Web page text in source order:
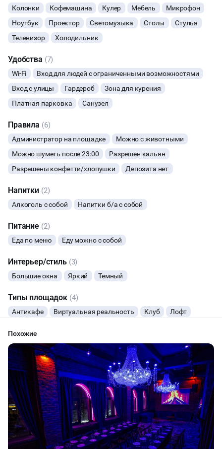
Колонки
Кофемашина Кулер Мебель
Микрофон
Ноутбук
Проектор Светомузыка Столы
Стулья
Телевизор
Холодильник
Удобства (7)
Wi-Fi
Вход для людей с ограниченными возможностями
Вход с улицы
Гардероб
Зона для курения
Платная парковка
Санузел
Правила (6)
Администратор на площадке
Можно с животными
Можно шуметь после 23:00
Разрешен кальян
Разрешены конфетти/хлопушки
Депозита нет
Напитки (2)
Алкоголь с собой Напитки б/а с собой
Питание (2)
Еда по меню Еду можно с собой
Интерьер/стиль (3)
Большие окна Яркий Темный
Типы площадок (4)
Антикафе Виртуальная реальность Клуб Лофт
ВЫПУСКНЫЕ
МАЛЬЧИШНИК
ДИСКОТЕКА
НОВЫЙ ГОД
ЧАЕПИТИЕ
ТИМБИЛДИНГ
Вы можете отменить заявку в любой момент, это бесплатно
или поменять параметры с нашим менеджером после того, как
оставите заявку
🔥 8 человек интересовались этой площадкой сегодня
Похожие